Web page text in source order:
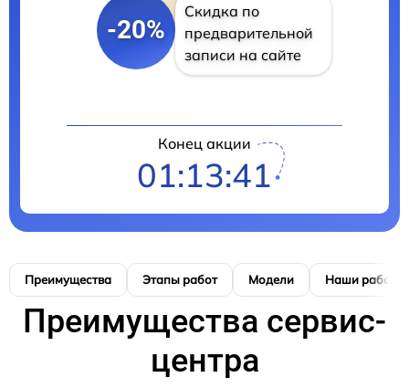
-20%
Скидка по
предварительной
записи на сайте
Конец акции
01:13:41
Преимущества Этапы работ Модели Наши работы
Преимущества сервис-
центра